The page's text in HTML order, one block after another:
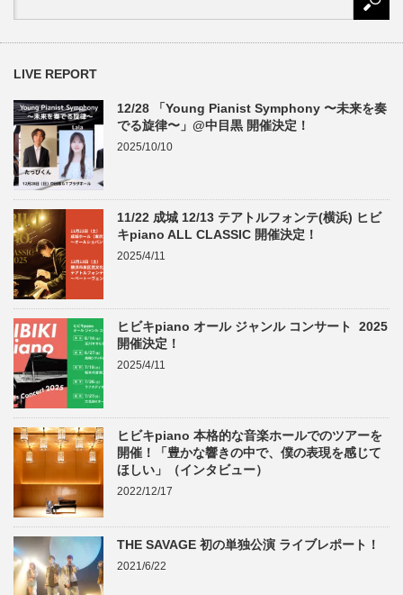
LIVE REPORT
12/28 「Young Pianist Symphony 〜未来を奏
でる旋律〜」@中目黒 開催決定！
2025/10/10
11/22 成城 12/13 テアトルフォンテ(横浜) ヒビ
キpiano ALL CLASSIC 開催決定！
2025/4/11
ヒビキpiano オール ジャンル コンサート 2025
開催決定！
2025/4/11
ヒビキpiano 本格的な音楽ホールでのツアーを
開催！「豊かな響きの中で、僕の表現を感じて
ほしい」（インタビュー）
2022/12/17
THE SAVAGE 初の単独公演 ライブレポート！
2021/6/22